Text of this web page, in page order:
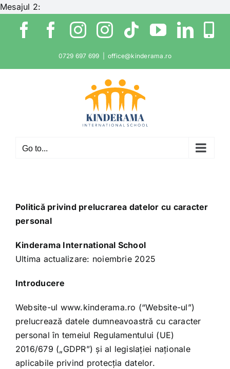
Mesajul 2:
content
Facebook
Facebook
Instagram
Instagram
TiktokYouTube
0729 697 699 office@kinderama.ro
Go to...
Politică privind prelucrarea datelor cu caracter
personal
Kinderama International School
Ultima actualizare: noiembrie 2025
Introducere
Website-ul www.kinderama.ro (“Website-ul”)
prelucrează datele dumneavoastră cu caracter
personal în temeiul Regulamentului (UE)
2016/679 („GDPR”) și al legislației naționale
aplicabile privind protecția datelor.